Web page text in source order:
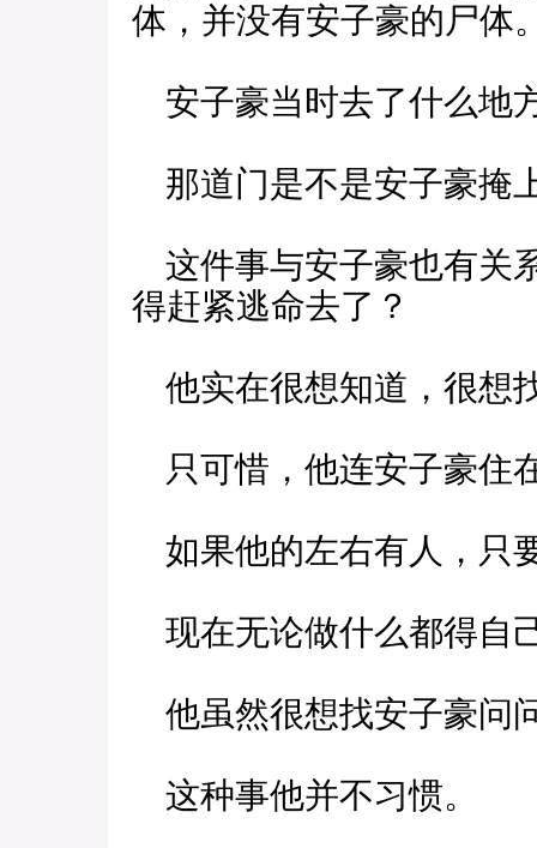
体，并没有安子豪的尸体
安子豪当时去了什么地
那道门是不是安子豪掩
这件事与安子豪也有关
得赶紧逃命去了？
他实在很想知道，很想
只可惜，他连安子豪住
如果他的左右有人，只
现在无论做什么都得自
他虽然很想找安子豪问
这种事他并不习惯。